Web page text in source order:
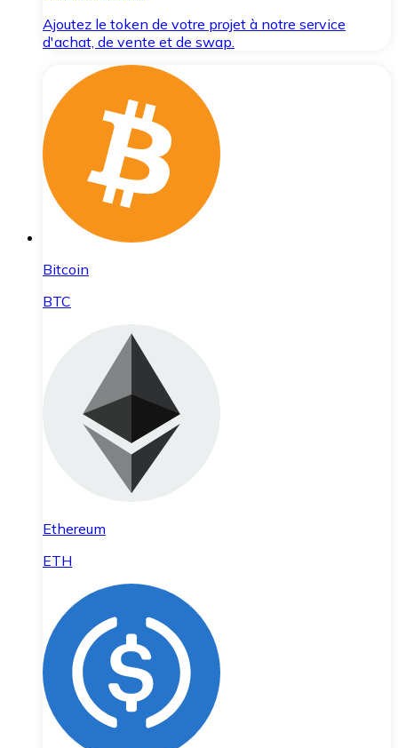
Ajoutez le token de votre projet à notre service
d'achat, de vente et de swap.
Bitcoin
BTC
Ethereum
ETH